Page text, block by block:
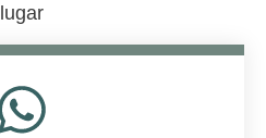
lugar